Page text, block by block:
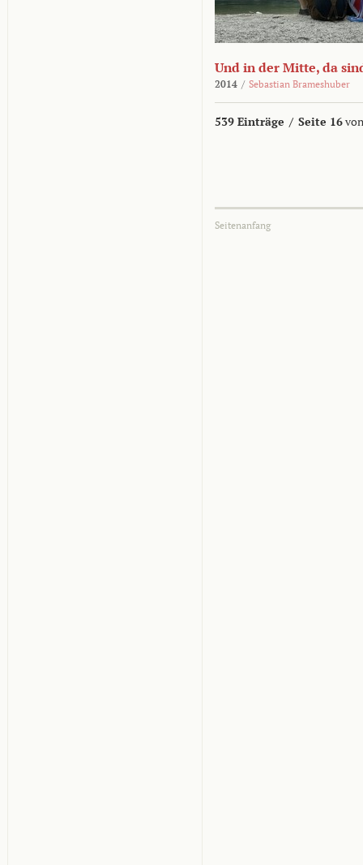
Und in der Mitte, da
2014 / Sebastian Brameshuber
539 Einträge / Seite 16
Seitenanfang